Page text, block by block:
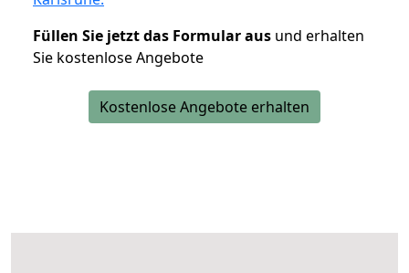
Füllen Sie jetzt das Formular aus und erhalten
Sie kostenlose Angebote
Kostenlose Angebote erhalten